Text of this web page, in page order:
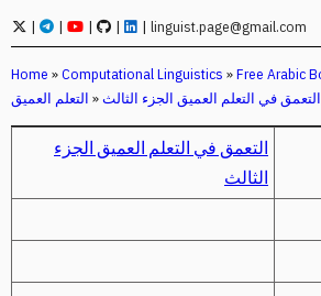
| | | | | linguist.page@gmail.com
Home »Computational Linguistics »
التعلم العميق »التعمق في التعلم العميق الجزء الثالث
التعمق في التعلم العميق الجزء
الثالث